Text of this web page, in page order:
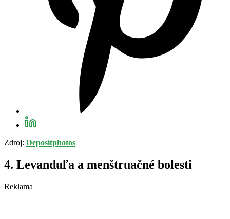
Zdroj: Depositphotos
4. Levanduľa a menštruačné bolesti
Reklama